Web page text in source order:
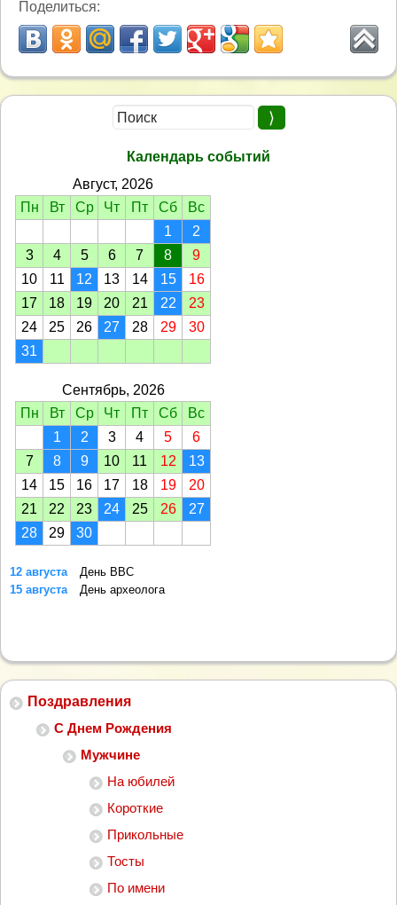
Поздравления
С Днем Рождения
Мужчине
На юбилей
Короткие
Прикольные
Тосты
По имени
Поделиться:
Календарь событий
Август, 2026
Пн
Вт Ср Чт Пт Сб
Вс
1
2
3
4 5 6 7 8
9
10
11 12 13 14 15
16
17
18 19 20 21 22
23
24
25 26 27 28 29
30
31
Сентябрь, 2026
Пн
Вт Ср Чт Пт Сб
Вс
1
2 3 4 5
6
7
8 9 10 11 12
13
14
15 16 17 18 19
20
21
22 23 24 25 26
27
28
29 30
12 августа
День ВВС
15 августа
День археолога